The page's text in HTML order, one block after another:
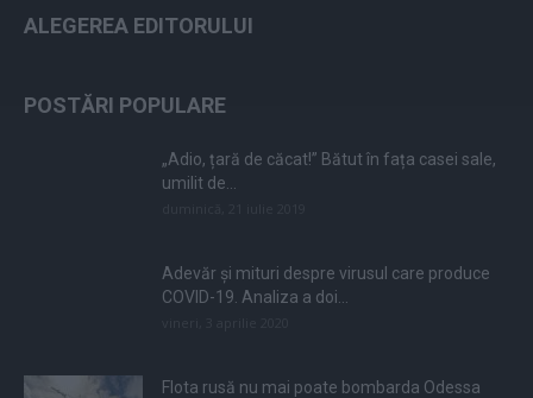
ALEGEREA EDITORULUI
POSTĂRI POPULARE
„Adio, țară de căcat!” Bătut în fața casei sale,
umilit de...
Adevăr și mituri despre virusul care produce
COVID-19. Analiza a doi...
Flota rusă nu mai poate bombarda Odessa